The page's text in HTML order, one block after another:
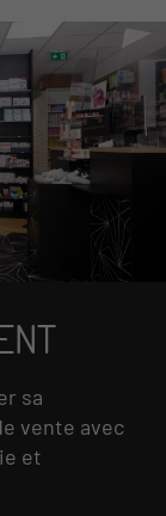
sa
vente avec
et